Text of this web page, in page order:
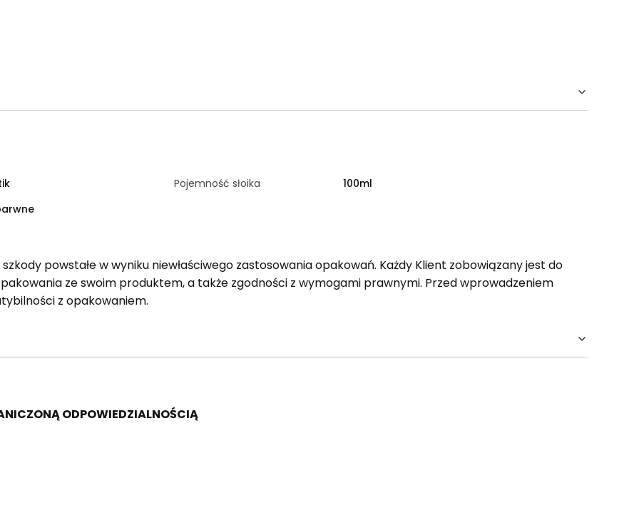
Pojemność słoika
100ml
powstałe w wyniku niewłaściwego zastosowania opakowań. Każdy Klient zobowiązany jest do
ze swoim produktem, a także zgodności z wymogami prawnymi. Przed wprowadzeniem
z opakowaniem.
ODPOWIEDZIALNOŚCIĄ